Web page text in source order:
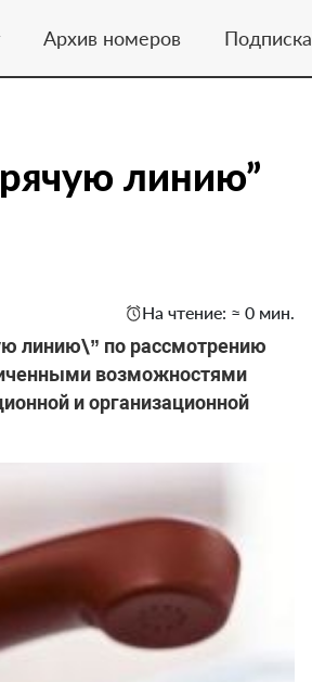
Архив номеров Подписка
линию”
На чтение: ≈ 0 мин.
линию\” по рассмотрению
возможностями
и организационной